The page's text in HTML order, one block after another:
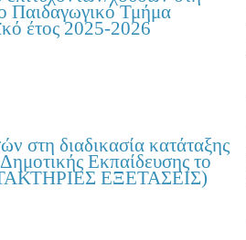
Παιδαγωγικό Τμήμα
έτος 2025-2026
στη διαδικασία κατάταξης
Εκπαίδευσης το
ΕΞΕΤΑΣΕΙΣ)